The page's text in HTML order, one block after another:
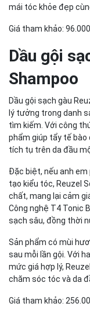
mái tóc khỏe đẹp
Giá tham khảo:
Dầu gội
Shampoo
Dầu gội sạch gàu
lý tưởng trong danh
tìm kiếm. Với công
phẩm giúp tẩy tế bào
tích tụ trên da đầu
Đặc biệt, nếu anh
tạo kiểu tóc, Reuzel
chất, mang lại cảm
Công nghệ T4 Tonic
sạch sâu, đồng thời
Sản phẩm có mùi
sau mỗi lần gội. Với
mức giá hợp lý,
chăm sóc tóc và da
Giá tham khảo: